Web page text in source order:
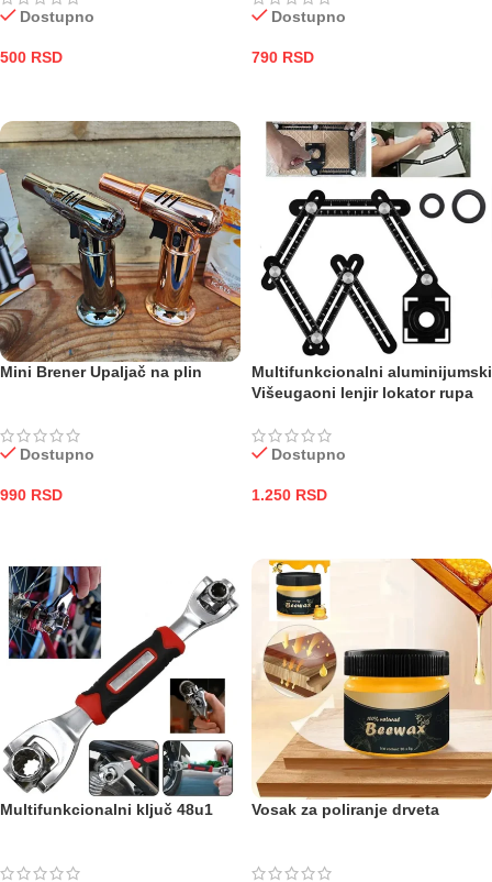
Dostupno
500 RSD
Dostupno
790 RSD
Mini Brener Upaljač na plin
Dostupno
990 RSD
Multifunkcionalni aluminijumski
Višeugaoni lenjir lokator rupa
Dostupno
1.250 RSD
Multifunkcionalni ključ 48u1 Vosak za poliranje drveta